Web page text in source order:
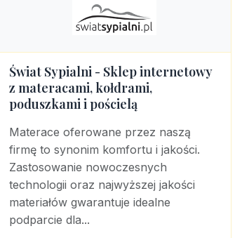
Świat Sypialni - Sklep internetowy
z materacami, kołdrami,
poduszkami i pościelą
Materace oferowane przez naszą
firmę to synonim komfortu i jakości.
Zastosowanie nowoczesnych
technologii oraz najwyższej jakości
materiałów gwarantuje idealne
podparcie dla...